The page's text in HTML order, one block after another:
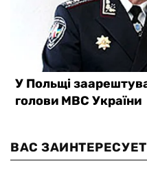
ВАС ЗАИНТЕРЕСУЕТ